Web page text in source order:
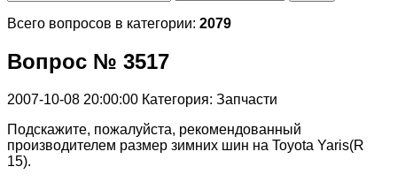
Всего вопросов в категории: 2079
Вопрос № 3517
2007-10-08 20:00:00 Категория: Запчасти
Подскажите, пожалуйста, рекомендованный
производителем размер зимних шин на Toyota Yaris(R
15).